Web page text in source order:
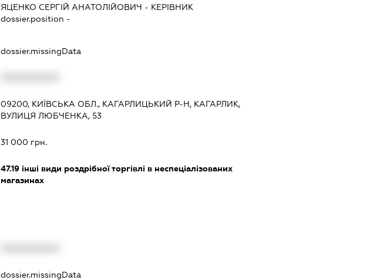
ЯЦЕНКО СЕРГІЙ АНАТОЛІЙОВИЧ - КЕРІВНИК
dossier.position -
dossier.missingData
09200, КИЇВСЬКА ОБЛ., КАГАРЛИЦЬКИЙ Р-Н, КАГАРЛИК,
ВУЛИЦЯ ЛЮБЧЕНКА, 53
31 000 грн.
47.19інші види роздрібної торгівлі в неспеціалізованих
магазинах
dossier.missingData